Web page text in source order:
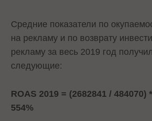
Средние показатели по
на рекламу и по возврату
рекламу за весь 2019 год
следующие:
ROAS 2019 = (2682841 / 484070)
554%